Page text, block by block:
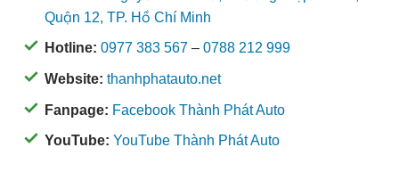
Quận 12, TP. Hồ Chí Minh
Hotline: 0977 383 567 – 0788 212 999
Website: thanhphatauto.net
Fanpage: Facebook Thành Phát Auto
YouTube: YouTube Thành Phát Auto